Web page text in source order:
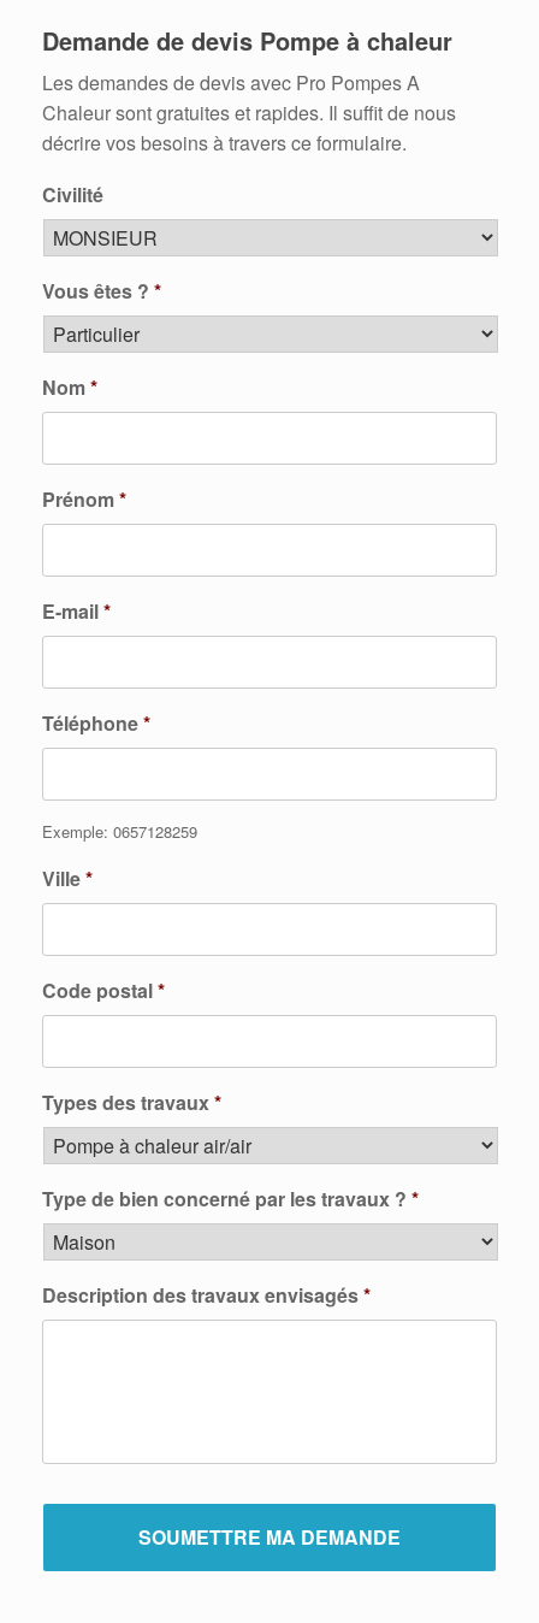
Demande de devis Pompe à chaleur
Les demandes de devis avec Pro Pompes A
Chaleur sont gratuites et rapides. Il suffit de nous
décrire vos besoins à travers ce formulaire.
Civilité
Vous êtes ? *
Nom*
Prénom*
E-mail*
Téléphone*
Exemple: 0657128259
Ville*
Code postal*
Types des travaux*
Type de bien concerné par les travaux ? *
Description des travaux envisagés*